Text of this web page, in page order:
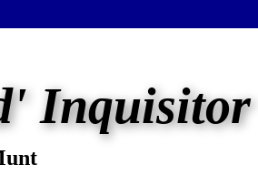
Inquisitor